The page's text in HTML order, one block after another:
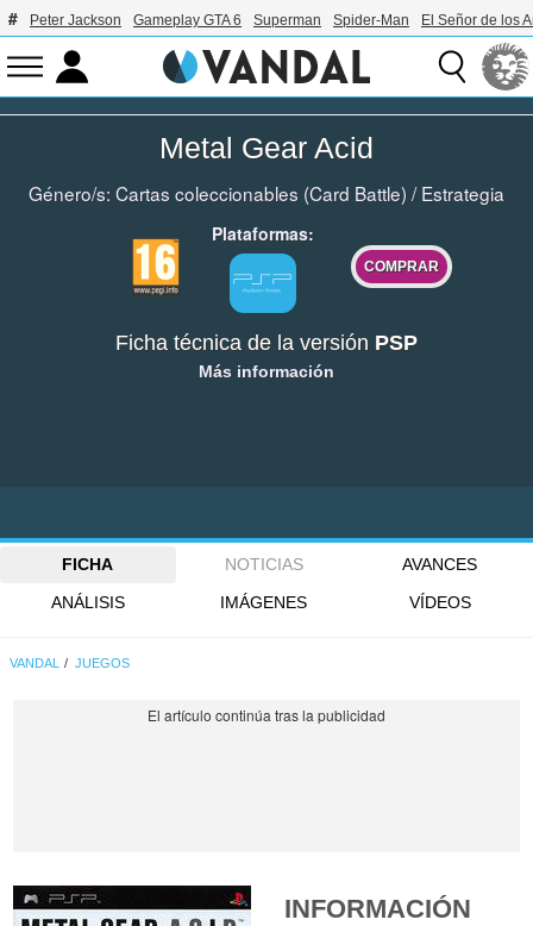
Peter Jackson Gameplay GTA 6 Superman Spider-Man El Señor de los
Metal Gear Acid
Género/s: Cartas coleccionables (Card Battle) /Estrategia
Plataformas:
COMPRAR
Ficha técnica de la versión PSP
Más información
FICHA NOTICIAS
AVANCES
ANÁLISIS
IMÁGENES VÍDEOS
VANDAL JUEGOS
INFORMACIÓN